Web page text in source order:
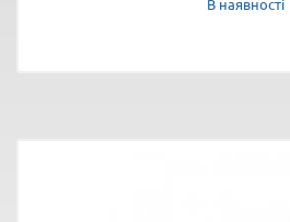
В наявності